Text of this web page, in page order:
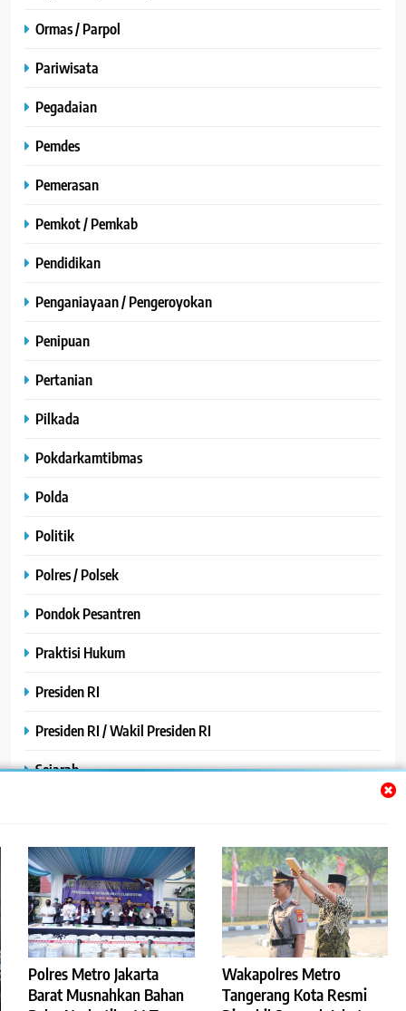
Polres Metro Jakarta
Barat Musnahkan Bahan
Wakapolres Metro
Tangerang Kota Resmi
Ormas / Parpol
Pariwisata
Pegadaian
Pemdes
Pemerasan
Pemkot / Pemkab
Pendidikan
Penganiayaan / Pengeroyokan
Penipuan
Pertanian
Pilkada
Pokdarkamtibmas
Polda
Politik
Polres / Polsek
Pondok Pesantren
Praktisi Hukum
Presiden RI
Presiden RI / Wakil Presiden RI
Sejarah
SPPG /MBG
TNI AU
TNI POLRI
Uncategorized
Yayasan